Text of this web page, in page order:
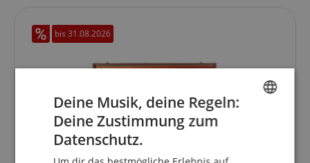
bis 31.08.2026
Deine Musik, deine Regeln:
Deine Zustimmung zum
Datenschutz.